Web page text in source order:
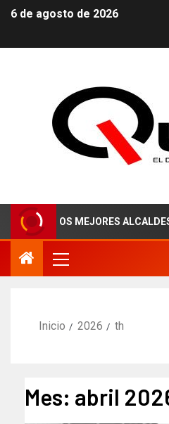
6 de agosto de 2026
DE LOS MEJORES ALCALDES QUE
Inicio 2026 th
Mes: abril